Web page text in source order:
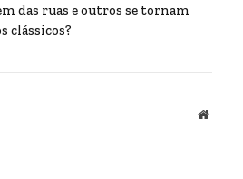
das ruas e outros se tornam
clássicos?
Website